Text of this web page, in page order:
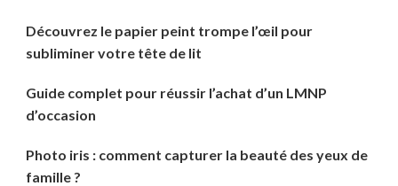
Découvrez le papier peint trompe l’œil pour
subliminer votre tête de lit
Guide complet pour réussir l’achat d’un LMNP
d’occasion
Photo iris : comment capturer la beauté des yeux de
famille ?